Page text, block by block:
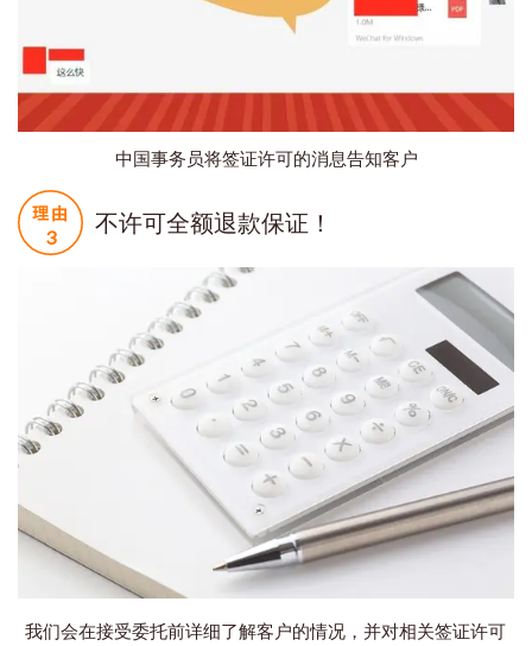
中国事务员将签证许可的消息告知客户
不许可全额退款保证！
我们会在接受委托前详细了解客户的情况，并对相关签证许可